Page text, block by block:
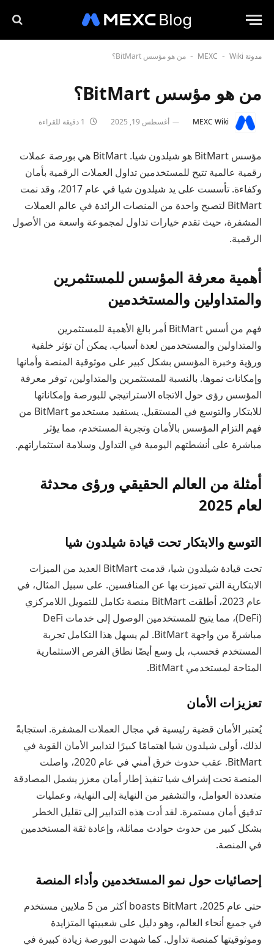
مدونة MEXC - Wiki
- من هو مؤسس BitMart؟
من هو مؤسس BitMart؟
MEXC Wiki أغسطس 19, 2025
مؤسس BitMart هو شيلدون شيا. BitMart هي بورصة عملات
رقمية عالمية تتيح للمستخدمين تداول العملات الرقمية بأمان
وكفاءة. تأسست على يد شيلدون شيا في عام 2017، وقد نمت
BitMart لتصبح واحدة من المنصات الرائدة في عالم العملات
المشفرة، حيث تقدم خيارات تداول لمجموعة واسعة من الأصول
الرقمية.
أهمية معرفة المؤسس للمستثمرين
والمتداولين والمستخدمين
فهم من أسس BitMart أمر بالغ الأهمية للمستثمرين
والمتداولين والمستخدمين لعدة أسباب. يمكن أن تؤثر خلفية
ورؤية وخبرة المؤسس بشكل كبير على موثوقية المنصة وأمانها
وإمكانات نموها. بالنسبة للمستثمرين والمتداولين، توفر معرفة
المؤسس رؤى حول الاتجاه الاستراتيجي للبورصة وإمكاناتها
للابتكار والتوسع في المستقبل. يستفيد مستخدمو BitMart من
فهم التزام المؤسس بالأمان وتجربة المستخدم، مما يؤثر
مباشرة على أنشطتهم اليومية في التداول وسلامة استثماراتهم.
أمثلة من العالم الحقيقي ورؤى محدثة
لعام 2025
التوسع والابتكار تحت قيادة شيلدون شيا
تحت قيادة شيلدون شيا، قدمت BitMart العديد من الميزات
الابتكارية التي تميزت بها عن المنافسين. على سبيل المثال، في
عام 2023، أطلقت BitMart منصة تكامل للتمويل اللامركزي
(DeFi)، مما يتيح للمستخدمين الوصول إلى خدمات DeFi
مباشرةً من واجهة BitMart. لم يسهل هذا التكامل تجربة
المستخدم فحسب، بل وسع أيضًا نطاق الفرص الاستثمارية
المتاحة لمستخدمي BitMart.
تعزيزات الأمان
يُعتبر الأمان قضية رئيسية في مجال العملات المشفرة. استجابةً
لذلك، أولى شيلدون شيا اهتمامًا كبيرًا لتدابير الأمان القوية في
BitMart. عقب حدوث خرق أمني في عام 2020، واصلت
المنصة تحت إشراف شيا تنفيذ إطار أمان معزز يشمل المصادقة
متعددة العوامل، والتشفير من النهاية إلى النهاية، وعمليات
تدقيق أمان مستمرة. لقد أدت هذه التدابير إلى تقليل الخطر
بشكل كبير من حدوث حوادث مماثلة، وإعادة ثقة المستخدمين
في المنصة.
إحصائيات حول نمو المستخدمين وأداء المنصة
حتى عام 2025، boasts BitMart أكثر من 5 ملايين مستخدم
في جميع أنحاء العالم، وهو دليل على شعبيتها المتزايدة
وموثوقيتها كمنصة تداول. كما شهدت البورصة زيادة كبيرة في